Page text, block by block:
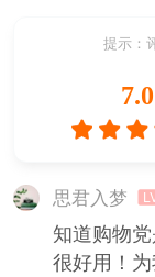
提示：
7.0
思君入梦
知道购物
很好用！